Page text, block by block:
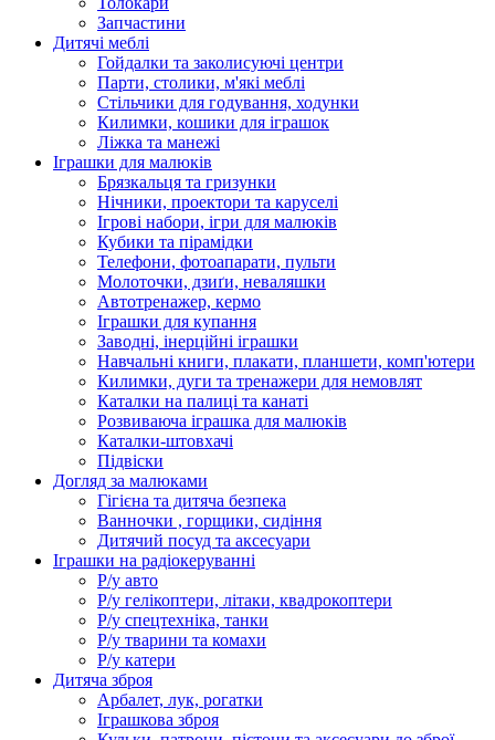
Запчастини
Дитячі меблі
Гойдалки та заколисуючі центри
Парти, столики, м'які меблі
Стільчики для годування, ходунки
Килимки, кошики для іграшок
Ліжка та манежі
Іграшки для малюків
Брязкальця та гризунки
Нічники, проектори та каруселі
Ігрові набори, ігри для малюків
Кубики та пірамідки
Телефони, фотоапарати, пульти
Молоточки, дзиґи, неваляшки
Автотренажер, кермо
Іграшки для купання
Заводні, інерційні іграшки
Навчальні книги, плакати, планшети, комп'ютери
Килимки, дуги та тренажери для немовлят
Каталки на палиці та канаті
Розвиваюча іграшка для малюків
Каталки-штовхачі
Підвіски
Догляд за малюками
Гігієна та дитяча безпека
Ванночки , горщики, сидіння
Дитячий посуд та аксесуари
Іграшки на радіокеруванні
Р/у авто
Р/у гелікоптери, літаки, квадрокоптери
Р/у спецтехніка, танки
Р/у тварини та комахи
Р/у катери
Дитяча зброя
Арбалет, лук, рогатки
Іграшкова зброя